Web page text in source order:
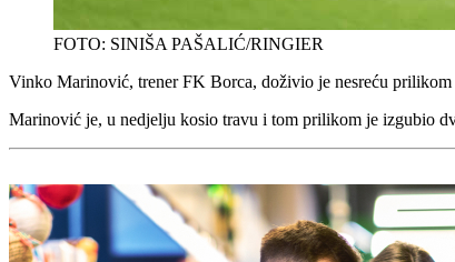
FOTO: SINIŠA PAŠALIĆ/RINGIER
Vinko Marinović, trener FK Borca, doživio je nesreću
Marinović je, u nedjelju kosio travu i tom prilikom je izgubio